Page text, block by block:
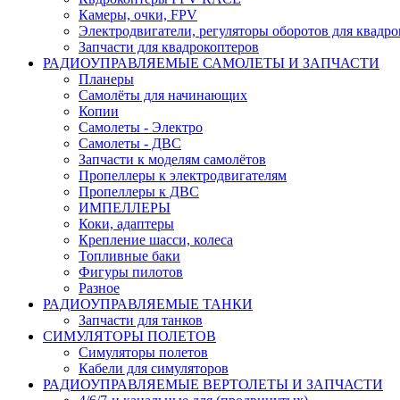
Камеры, очки, FPV
Электродвигатели, регуляторы оборотов для
Запчасти для квадрокоптеров
РАДИОУПРАВЛЯЕМЫЕ САМОЛЕТЫ И ЗАПЧАСТИ
Планеры
Самолёты для начинающих
Копии
Самолеты - Электро
Самолеты - ДВС
Запчасти к моделям самолётов
Пропеллеры к электродвигателям
Пропеллеры к ДВС
ИМПЕЛЛЕРЫ
Коки, адаптеры
Крепление шасси, колеса
Топливные баки
Фигуры пилотов
Разное
РАДИОУПРАВЛЯЕМЫЕ ТАНКИ
Запчасти для танков
СИМУЛЯТОРЫ ПОЛЕТОВ
Симуляторы полетов
Кабели для симуляторов
РАДИОУПРАВЛЯЕМЫЕ ВЕРТОЛЕТЫ И ЗАПЧАСТИ